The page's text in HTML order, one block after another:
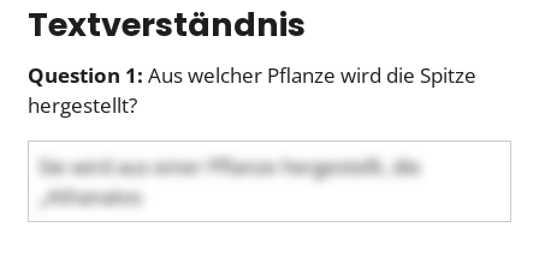
Textverständnis
Question 1: Aus welcher Pflanze wird die Spitze
hergestellt?
Sie wird aus einer Pflanze hergestellt, die
„Athanatos